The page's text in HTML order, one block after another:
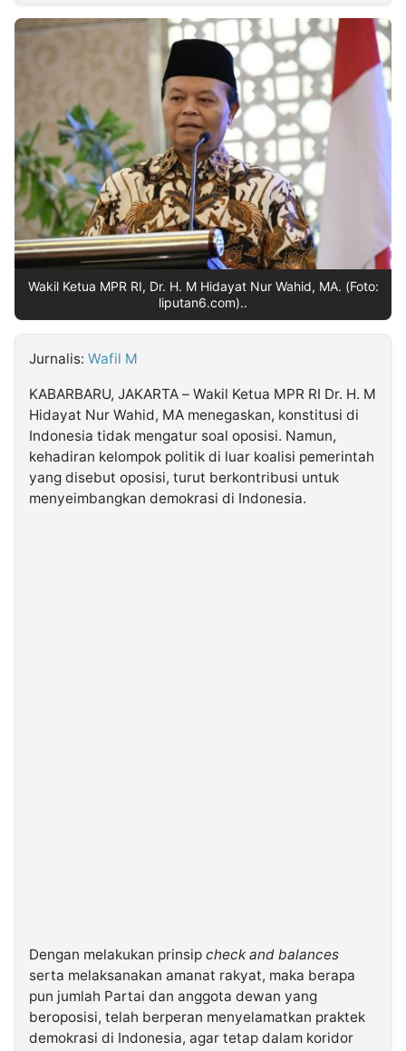
INDONESIA
Insight
NTB
Suara
Time
Lens
IDN
Daily
Jogja
Jalan
Rakyat
Idealita
News
Kita
Notice
Dinamikapost.com
Radar
Baru
Seedbacklink
Follow
Kabarbaru
Kabarbaru.co
2026
Wakil Ketua MPR RI, Dr. H. M Hidayat Nur Wahid, MA. (Foto:
liputan6.com)..
Jurnalis: Wafil M
KABARBARU, JAKARTA – Wakil Ketua MPR RI Dr. H. M
Hidayat Nur Wahid, MA menegaskan, konstitusi di
Indonesia tidak mengatur soal oposisi. Namun,
kehadiran kelompok politik di luar koalisi pemerintah
yang disebut oposisi, turut berkontribusi untuk
menyeimbangkan demokrasi di Indonesia.
Dengan melakukan prinsip check and balances
serta melaksanakan amanat rakyat, maka berapa
pun jumlah Partai dan anggota dewan yang
beroposisi, telah berperan menyelamatkan praktek
demokrasi di Indonesia, agar tetap dalam koridor